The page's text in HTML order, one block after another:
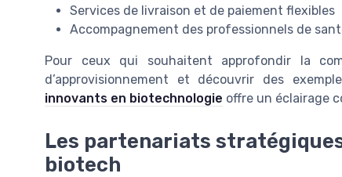
Services de livraison et de paiement flexibles
Accompagnement des professionnels de
Pour ceux qui souhaitent approfondir la
d’approvisionnement et découvrir des
innovants en biotechnologie offre un éclairage
Les partenariats
biotech